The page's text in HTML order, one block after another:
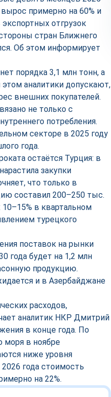
примерно на 60% и
отгрузок
стран Ближнего
Об этом информирует
порядка 3,1 млн тонн, а
аналитики допускают,
внешних покупателей.
не только с
потребления.
секторе в 2025 году
года.
остаётся Турция: в
закупки
что только в
составил 200–250 тыс.
в квартальном
турецкого
поставок на рынки
года будет на 1,2 млн
продукцию.
и в Азербайджане
расходов,
аналитик НКР Дмитрий
в конце года. По
моря в ноябре
ниже уровня
года стоимость
на 22%.